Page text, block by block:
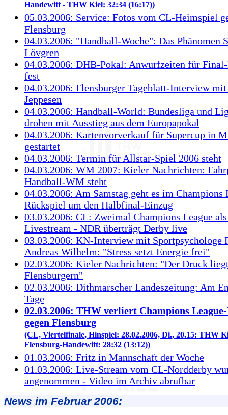
Handewitt - THW Kiel: 32:34 (16:17))
05.03.2006: Service: Fotos vom CL-Heimspiel
Flensburg
04.03.2006: "Handball-Woche": Das Phänomen
Lövgren
04.03.2006: DHB-Pokal: Anwurfzeiten für
fest
04.03.2006: Flensburger Tageblatt-Interview
Jeppesen
04.03.2006: Handball-World: Bundesliga und
drohen mit Ausstieg aus dem Europapokal
04.03.2006: Kartenvorverkauf für Supercup in
gestartet
04.03.2006: Termin für Allstar-Spiel 2006 steht
04.03.2006: WM 2007: Kieler Nachrichten:
Handball-WM steht
04.03.2006: Am Samstag geht es im Champions
Rückspiel um den Halbfinal-Einzug
03.03.2006: CL: Zweimal Champions League
Livestream - NDR überträgt Derby live
03.03.2006: KN-Interview mit Sportpsychologe
Andreas Wilhelm: "Stress setzt Energie frei"
02.03.2006: Kieler Nachrichten: "Der Druck
Flensburgern"
02.03.2006: Dithmarscher Landeszeitung: Am
Tage
02.03.2006: THW verliert Champions
gegen Flensburg
(CL, Viertelfinale, Hinspiel: 28.02.2006, Di., 20.15: THW
Flensburg-Handewitt: 28:32 (13:12))
01.03.2006: Fritz in Mannschaft der Woche
01.03.2006: Live-Stream vom CL-Nordderby
angenommen - Video im Archiv abrufbar
News im Februar 2006: